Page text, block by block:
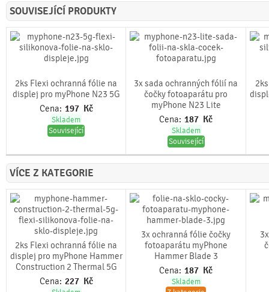
SOUVISEJÍCÍ PRODUKTY
2ks Flexi ochranná fólie na
displej pro myPhone N23 5G
Cena: 197 Kč
Skladem
Související
3x sada ochranných fólií na
čočky fotoaparátu pro
myPhone N23 Lite
Cena: 187 Kč
Skladem
Související
VÍCE Z KATEGORIE
2ks Flexi ochranná fólie na
displej pro myPhone Hammer
Construction 2 Thermal 5G
Cena: 227 Kč
3x ochranná fólie čočky
fotoaparátu myPhone
Hammer Blade 3
Cena: 187 Kč
Skladem